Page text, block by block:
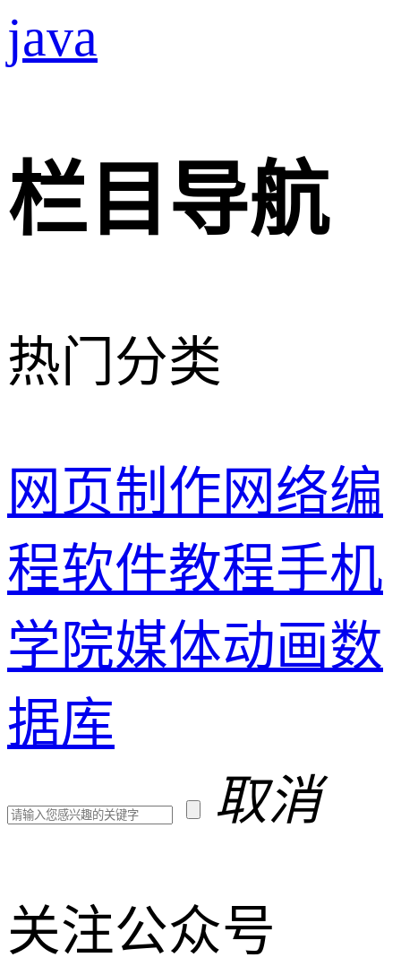
java
栏目导航
热门分类
网页制作网络编
程软件教程手机
学院媒体动画数
据库
取消
关注公众号